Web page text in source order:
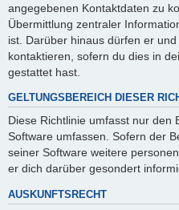
angegebenen Kontaktdaten zu
Übermittlung zentraler
ist. Darüber hinaus dürfen er
kontaktieren, sofern du dies in
gestattet hast.
GELTUNGSBEREICH DIESER
Diese Richtlinie umfasst nur den
Software umfassen. Sofern der
seiner Software weitere
er dich darüber gesondert
AUSKUNFTSRECHT